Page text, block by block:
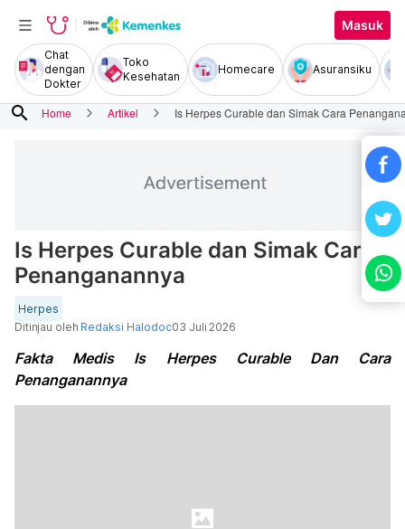
Masuk
Chat
dengan
Dokter
Toko
Kesehatan
Homecare Asuransiku
search Home Artikel Is Herpes Curable dan Simak Cara
Is Herpes Curable dan Simak Cara
Penanganannya
Herpes
Ditinjau oleh Redaksi Halodoc03 Juli 2026
Fakta Medis Is Herpes Curable Dan Cara
Penanganannya